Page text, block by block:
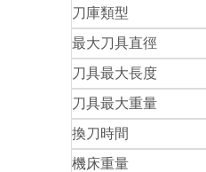
刀庫類型
最大刀具直徑
刀具最大長度
刀具最大重量
換刀時間
機床重量